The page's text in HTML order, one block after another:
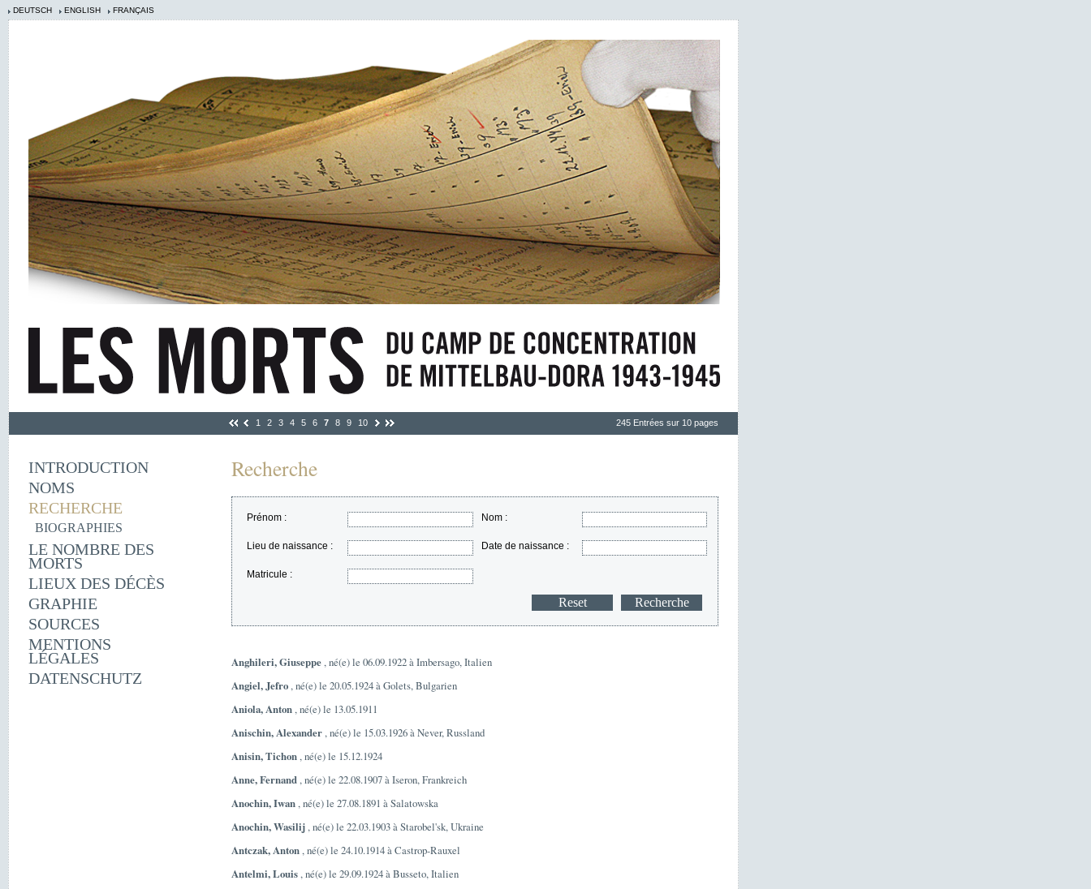
DEUTSCH ENGLISH FRANÇAIS
1 2 3 4 5 6 7 8 9 10 245 Entrées sur 10 pages
INTRODUCTION
NOMS
RECHERCHE
BIOGRAPHIES
LE NOMBRE DES
MORTS
LIEUX DES DÉCÈS
GRAPHIE
SOURCES
MENTIONS
LÉGALES
DATENSCHUTZ
Recherche
Prénom : Nom :
Lieu de naissance : Date de naissance :
Matricule :
Anghileri, Giuseppe, né(e) le 06.09.1922 à Imbersago, Italien
Angiel, Jefro, né(e) le 20.05.1924 à Golets, Bulgarien
Aniola, Anton, né(e) le 13.05.1911
Anischin, Alexander, né(e) le 15.03.1926 à Never, Russland
Anisin, Tichon, né(e) le 15.12.1924
Anne, Fernand, né(e) le 22.08.1907 à Iseron, Frankreich
Anochin, Iwan, né(e) le 27.08.1891 à Salatowska
Anochin, Wasilij, né(e) le 22.03.1903 à Starobel'sk, Ukraine
Antczak, Anton, né(e) le 24.10.1914 à Castrop-Rauxel
Antelmi, Louis, né(e) le 29.09.1924 à Busseto, Italien